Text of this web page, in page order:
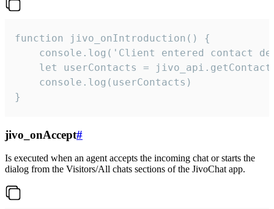
function jivo_onIntroduction() {
console.log('Client entered contact
let userContacts =
    console.log(userContacts)
}
jivo_onAccept#
Is executed when an agent accepts the incoming chat or starts the
dialog from the Visitors/All chats sections of the JivoChat app.